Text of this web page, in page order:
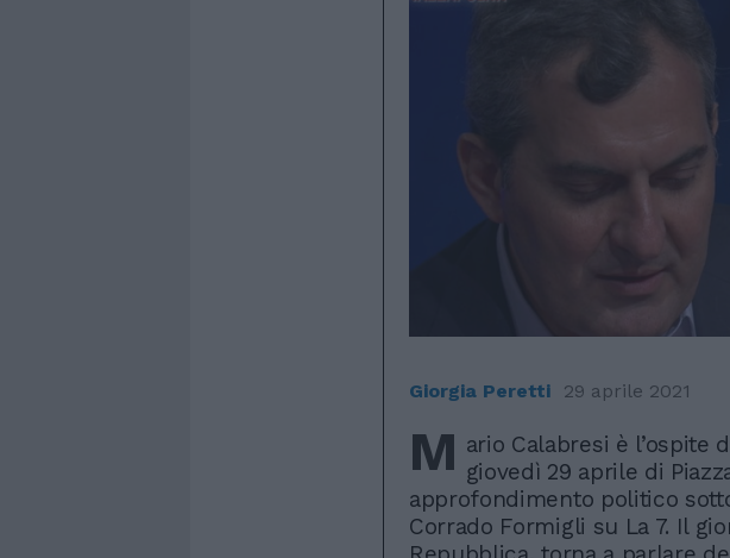
Giorgia Peretti 29 aprile 2021
M ario Calabresi è l’ospite
giovedì 29 aprile di
approfondimento politico
Corrado Formigli su La 7. Il